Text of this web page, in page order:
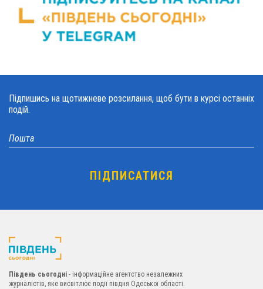
Підпишись на щотижневе розсилання, щоб бути в курсі останніх
подій.
Південь сьогодні - інформаційне агентство незалежних
журналістів, яке висвітлює події півдня Одеської області.